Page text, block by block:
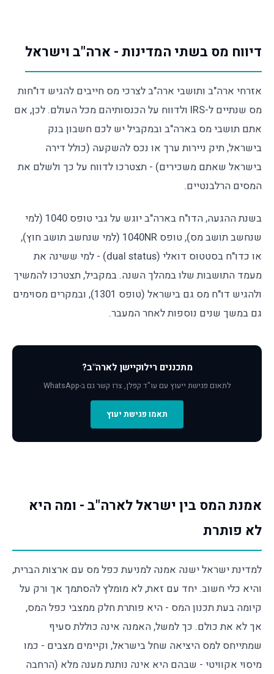
דיווח מס בשתי המדינות - ארה"ב וישראל
אזרחי ארה"ב ותושבי ארה"ב לצרכי מס חייבים להגיש דו"חות
מס שנתיים ל-IRS ולדווח על הכנסותיהם מכל העולם. לכן, אם
אתם תושבי מס בארה"ב ובמקביל יש לכם חשבון בנק
בישראל, תיק ניירות ערך או נכס להשקעה (כולל דירה
בישראל שאתם משכירים) - תצטרכו לדווח על כך ולשלם את
המסים הרלבנטיים.
בשנת ההגעה, הדו"ח בארה"ב יוגש על גבי טופס 1040 (למי
שנחשב תושב מס), טופס 1040NR (למי שנחשב תושב חוץ),
או כדו"ח בסטטוס דואלי (dual status) - למי ששינה את
מעמד התושבות שלו במהלך השנה. במקביל, תצטרכו להמשיך
ולהגיש דו"ח מס גם בישראל (טופס 1301), ובמקרים מסוימים
גם במשך שנים נוספות לאחר המעבר.
מתכננים רילוקיישן לארה"ב?
לתאום פגישת ייעוץ עם עו"ד קפלן, צרו קשר גם ב-WhatsApp
תאמו פגישת יעוץ
אמנת המס בין ישראל לארה"ב - ומה היא
לא פותרת
למדינת ישראל ישנה אמנה למניעת כפל מס עם ארצות הברית,
והיא כלי חשוב. יחד עם זאת, לא מומלץ להסתמך אך ורק על
קיומה בעת תכנון המס - היא פותרת חלק ממצבי כפל המס,
אך לא את כולם. כך למשל, האמנה אינה כוללת סעיף
שמתייחס למס היציאה שחל בישראל, וקיימים מצבים - כמו
מיסוי אקוויטי - שבהם היא אינה נותנת מענה מלא (הרחבה